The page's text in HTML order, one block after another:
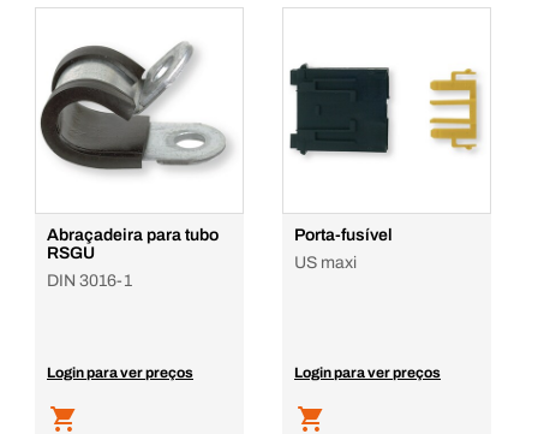
Abraçadeira para tubo
RSGU
DIN 3016-1
Login para ver preços
Porta-fusível
US maxi
Login para ver preços